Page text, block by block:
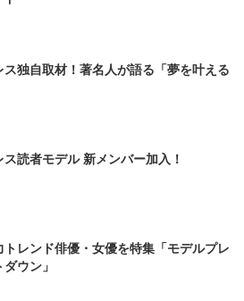
ス独自取材！著名人が語る「夢を叶える
読者モデル 新メンバー加入！
トレンド俳優・女優を特集「モデルプレ
ウン」